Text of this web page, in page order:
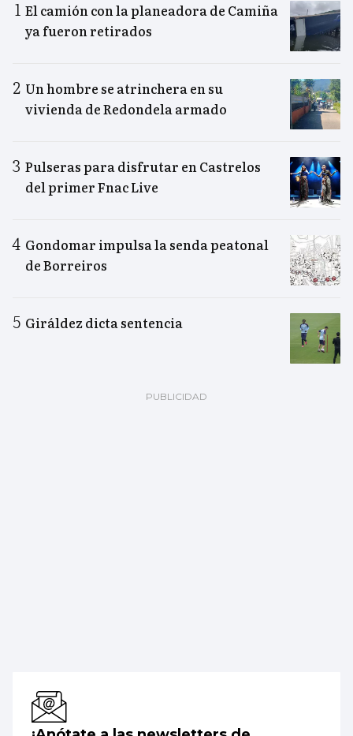
El camión con la planeadora de Camiña
ya fueron retirados
Un hombre se atrinchera en su
vivienda de Redondela armado
Pulseras para disfrutar en Castrelos
del primer Fnac Live
Gondomar impulsa la senda peatonal
de Borreiros
Giráldez dicta sentencia